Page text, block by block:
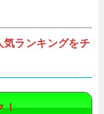
気ランキングをチ
！